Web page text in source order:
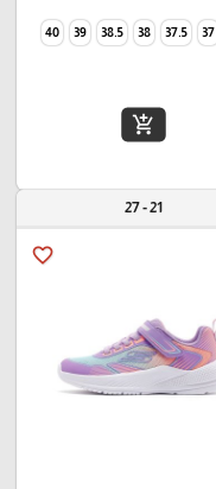
37
37.5
38
38.5
39
40
add_shopping_cart
21 - 27
favorite_border